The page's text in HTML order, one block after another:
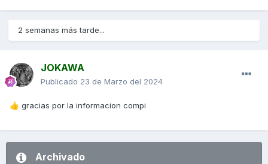
2 semanas más tarde...
JOKAWA
Publicado 23 de Marzo del 2024
👍 gracias por la informacion compi
Archivado